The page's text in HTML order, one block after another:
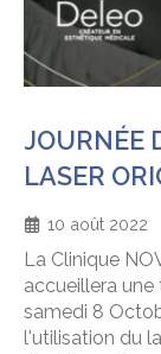
JOURNÉE
LASER
10 août 2022
La Clinique
accueillera
samedi 8
l'utilisation du